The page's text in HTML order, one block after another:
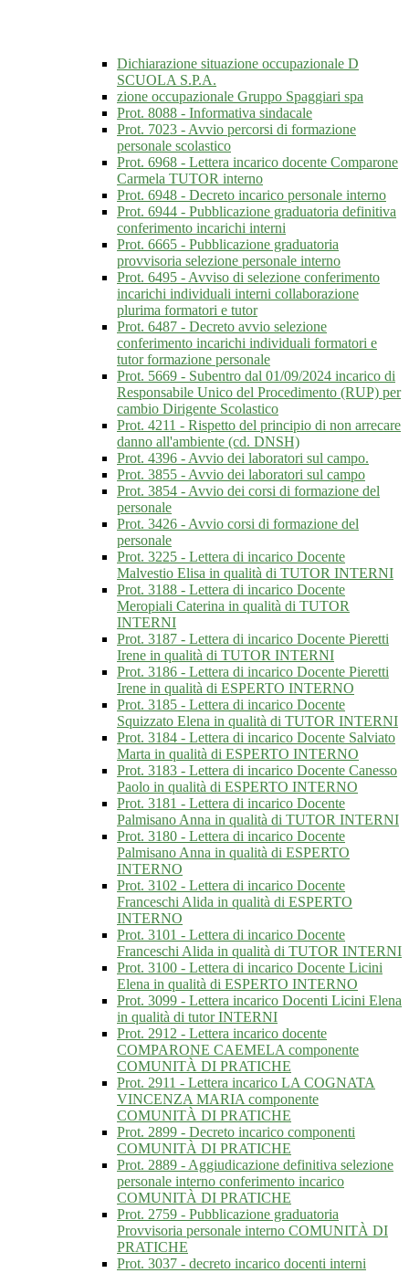
Dichiarazione situazione occupazionale D
SCUOLA S.P.A.
zione occupazionale Gruppo Spaggiari spa
Prot. 8088 - Informativa sindacale
Prot. 7023 - Avvio percorsi di formazione
personale scolastico
Prot. 6968 - Lettera incarico docente Comparone
Carmela TUTOR interno
Prot. 6948 - Decreto incarico personale interno
Prot. 6944 - Pubblicazione graduatoria definitiva
conferimento incarichi interni
Prot. 6665 - Pubblicazione graduatoria
provvisoria selezione personale interno
Prot. 6495 - Avviso di selezione conferimento
incarichi individuali interni collaborazione
plurima formatori e tutor
Prot. 6487 - Decreto avvio selezione
conferimento incarichi individuali formatori e
tutor formazione personale
Prot. 5669 - Subentro dal 01/09/2024 incarico di
Responsabile Unico del Procedimento (RUP) per
cambio Dirigente Scolastico
Prot. 4211 - Rispetto del principio di non arrecare
danno all'ambiente (cd. DNSH)
Prot. 4396 - Avvio dei laboratori sul campo.
Prot. 3855 - Avvio dei laboratori sul campo
Prot. 3854 - Avvio dei corsi di formazione del
personale
Prot. 3426 - Avvio corsi di formazione del
personale
Prot. 3225 - Lettera di incarico Docente
Malvestio Elisa in qualità di TUTOR INTERNI
Prot. 3188 - Lettera di incarico Docente
Meropiali Caterina in qualità di TUTOR
INTERNI
Prot. 3187 - Lettera di incarico Docente Pieretti
Irene in qualità di TUTOR INTERNI
Prot. 3186 - Lettera di incarico Docente Pieretti
Irene in qualità di ESPERTO INTERNO
Prot. 3185 - Lettera di incarico Docente
Squizzato Elena in qualità di TUTOR INTERNI
Prot. 3184 - Lettera di incarico Docente Salviato
Marta in qualità di ESPERTO INTERNO
Prot. 3183 - Lettera di incarico Docente Canesso
Paolo in qualità di ESPERTO INTERNO
Prot. 3181 - Lettera di incarico Docente
Palmisano Anna in qualità di TUTOR INTERNI
Prot. 3180 - Lettera di incarico Docente
Palmisano Anna in qualità di ESPERTO
INTERNO
Prot. 3102 - Lettera di incarico Docente
Franceschi Alida in qualità di ESPERTO
INTERNO
Prot. 3101 - Lettera di incarico Docente
Franceschi Alida in qualità di TUTOR INTERNI
Prot. 3100 - Lettera di incarico Docente Licini
Elena in qualità di ESPERTO INTERNO
Prot. 3099 - Lettera incarico Docenti Licini Elena
in qualità di tutor INTERNI
Prot. 2912 - Lettera incarico docente
COMPARONE CAEMELA componente
COMUNITÀ DI PRATICHE
Prot. 2911 - Lettera incarico LA COGNATA
VINCENZA MARIA componente
COMUNITÀ DI PRATICHE
Prot. 2899 - Decreto incarico componenti
COMUNITÀ DI PRATICHE
Prot. 2889 - Aggiudicazione definitiva selezione
personale interno conferimento incarico
COMUNITÀ DI PRATICHE
Prot. 2759 - Pubblicazione graduatoria
Provvisoria personale interno COMUNITÀ DI
PRATICHE
Prot. 3037 - decreto incarico docenti interni